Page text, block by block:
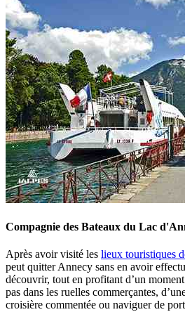
Compagnie des Bateaux du Lac
Après avoir visité les lieux touristiques
peut quitter Annecy sans en avoir
découvrir, tout en profitant d’un
pas dans les ruelles commerçantes,
croisière commentée ou naviguer de